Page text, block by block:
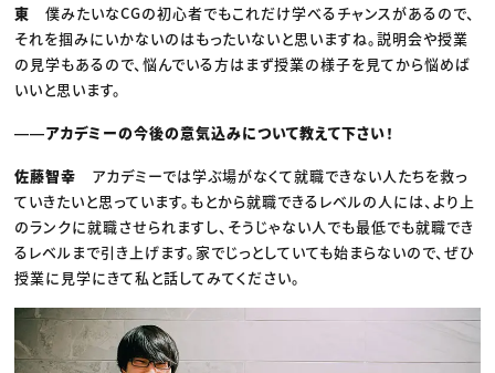
東 僕みたいなCGの初心者でもこれだけ学べるチャンスがあるので、
それを掴みにいかないのはもったいないと思いますね。説明会や授業
の見学もあるので、悩んでいる方はまず授業の様子を見てから悩めば
いいと思います。
――アカデミーの今後の意気込みについて教えて下さい！
佐藤智幸 アカデミーでは学ぶ場がなくて就職できない人たちを救っ
ていきたいと思っています。もとから就職できるレベルの人には、より上
のランクに就職させられますし、そうじゃない人でも最低でも就職でき
るレベルまで引き上げます。家でじっとしていても始まらないので、ぜひ
授業に見学にきて私と話してみてください。